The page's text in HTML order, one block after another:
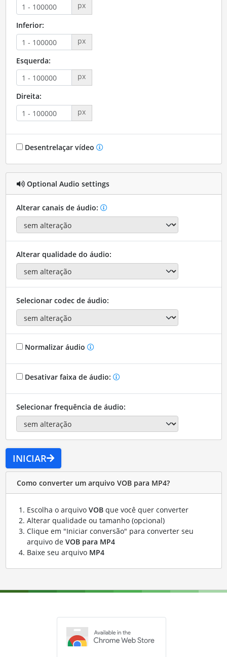
px
Inferior:
px
Esquerda:
px
Direita:
px
Desentrelaçar vídeo
Optional Audio settings
Alterar canais de áudio:
Alterar qualidade do áudio:
Selecionar codec de áudio:
Normalizar áudio
Desativar faixa de áudio:
Selecionar frequência de áudio:
INICIAR
Como converter um arquivo VOB para MP4?
Escolha o arquivo VOBque você quer converter
Alterar qualidade ou tamanho (opcional)
Clique em "Iniciar conversão" para converter seu
arquivo de VOB para MP4
Baixe seu arquivo MP4